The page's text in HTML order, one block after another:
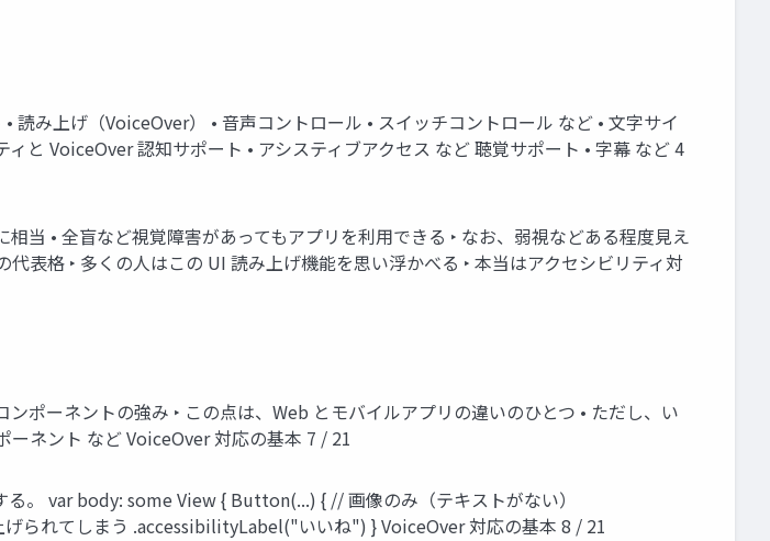
み上げ（VoiceOver） • 音声コントロール • スイッチコントロール など • 文字サイ
と VoiceOver 認知サポート • アシスティブアクセス など 聴覚サポート • 字幕 など 4
当 • 全盲など視覚障害があってもアプリを利用できる ‣ なお、弱視などある程度見え
表格 ‣ 多くの人はこの UI 読み上げ機能を思い浮かべる ‣ 本当はアクセシビリティ対
ポーネントの強み ‣ この点は、Web とモバイルアプリの違いのひとつ • ただし、い
ーネント など VoiceOver 対応の基本 7 / 21
。 var body: some View { Button(...) { // 画像のみ（テキストがない）
られてしまう .accessibilityLabel("いいね") } VoiceOver 対応の基本 8 / 21